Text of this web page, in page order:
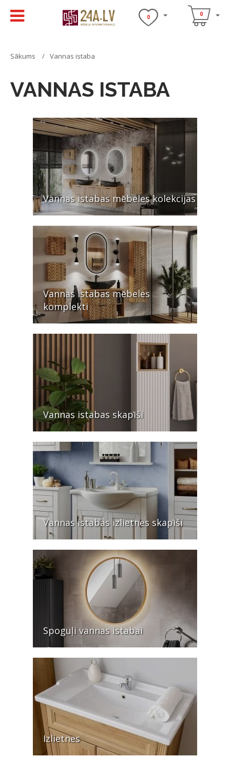
0 0
Sākums Vannas istaba
VANNAS ISTABA
Vannas istabas mēbeles kolekcijas
Vannas istabas mēbeles
komplekti
Vannas istabas skapīši
Vannas istabas izlietnes skapīši
Spoguļi vannas istabai
Izlietnes